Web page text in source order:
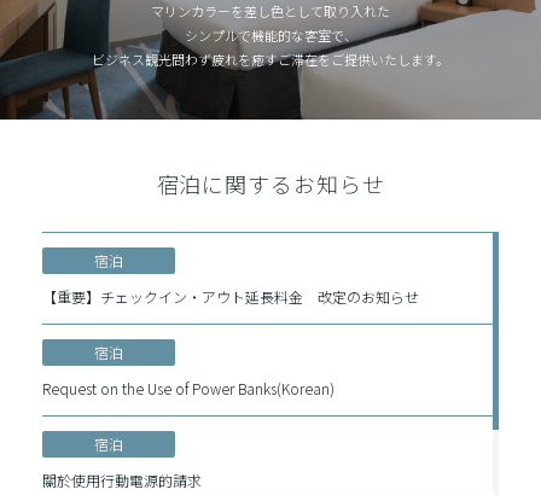
マリンカラーを差し色として取り入れた
シンプルで機能的な客室で、
ビジネス観光問わず疲れを癒すご滞在をご提供いたします。
宿泊に関するお知らせ
宿泊
【重要】チェックイン・アウト延長料金 改定のお知らせ
宿泊
Request on the Use of Power Banks(Korean)
宿泊
關於使用行動電源的請求